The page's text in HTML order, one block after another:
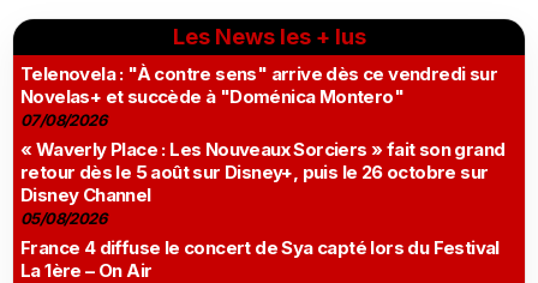
Les News les + lus
Telenovela : "À contre sens" arrive dès ce vendredi sur
Novelas+ et succède à "Doménica Montero"
07/08/2026
« Waverly Place : Les Nouveaux Sorciers » fait son grand
retour dès le 5 août sur Disney+, puis le 26 octobre sur
Disney Channel
05/08/2026
France 4 diffuse le concert de Sya capté lors du Festival
La 1ère – On Air